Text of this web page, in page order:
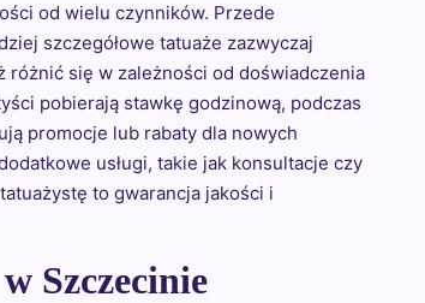
od wielu czynników. Przede
szczegółowe tatuaże zazwyczaj
różnić się w zależności od doświadczenia
pobierają stawkę godzinową, podczas
promocje lub rabaty dla nowych
usługi, takie jak konsultacje czy
to gwarancja jakości i
Szczecinie